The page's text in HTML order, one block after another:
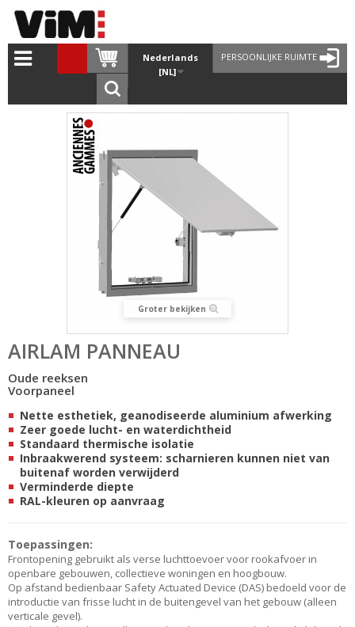
PERSOONLIJKE RUIMTE
Nederlands
[NL]
Groter bekijken
AIRLAM PANNEAU
Oude reeksen
Voorpaneel
Nette esthetiek, geanodiseerde aluminium afwerking
Zeer goede lucht- en waterdichtheid
Standaard thermische isolatie
Inbraakwerend systeem: scharnieren kunnen niet van
buitenaf worden verwijderd
Verminderde diepte
RAL-kleuren op aanvraag
Toepassingen:
Frontopening gebruikt als verse luchttoevoer voor rookafvoer in
openbare gebouwen, collectieve woningen en hoogbouw.
Op afstand bedienbaar Safety Actuated Device (DAS) bedoeld voor de
introductie van frisse lucht in de buitengevel van het gebouw (alleen
verticale gevel).